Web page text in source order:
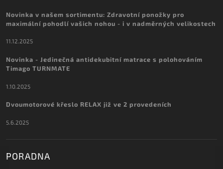
Novinka v našem sortimentu: Zdravotní ponožky pro
maximální pohodlí vašich nohou - i v nadměrných velikostech
11.12.2025
Novinka - Jedinečná antidekubitní matrace s polohováním
Timago TURNMATE
1.10.2025
Dvoumotorové křeslo RELAX již ve 2 provedeních
5.6.2025
PORADNA